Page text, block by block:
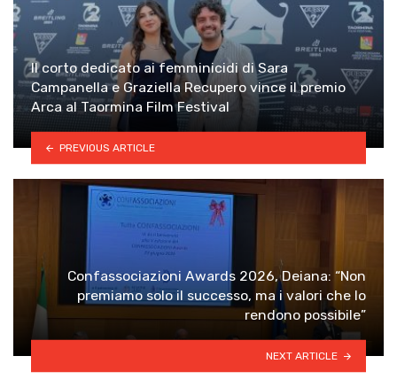
Il corto dedicato ai femminicidi di Sara
Campanella e Graziella Recupero vince il premio
Arca al Taormina Film Festival
PREVIOUS ARTICLE
Confassociazioni Awards 2026, Deiana: “Non
premiamo solo il successo, ma i valori che lo
rendono possibile”
NEXT ARTICLE